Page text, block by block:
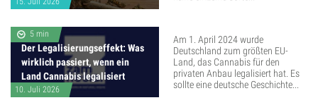
5 min
Der Legalisierungseffekt: Was
wirklich passiert, wenn ein
Land Cannabis legalisiert
10. Juli 2026
Am 1. April 2024 wurde
Deutschland zum größten EU-
Land, das Cannabis für den
privaten Anbau legalisiert hat. Es
sollte eine deutsche Geschichte...